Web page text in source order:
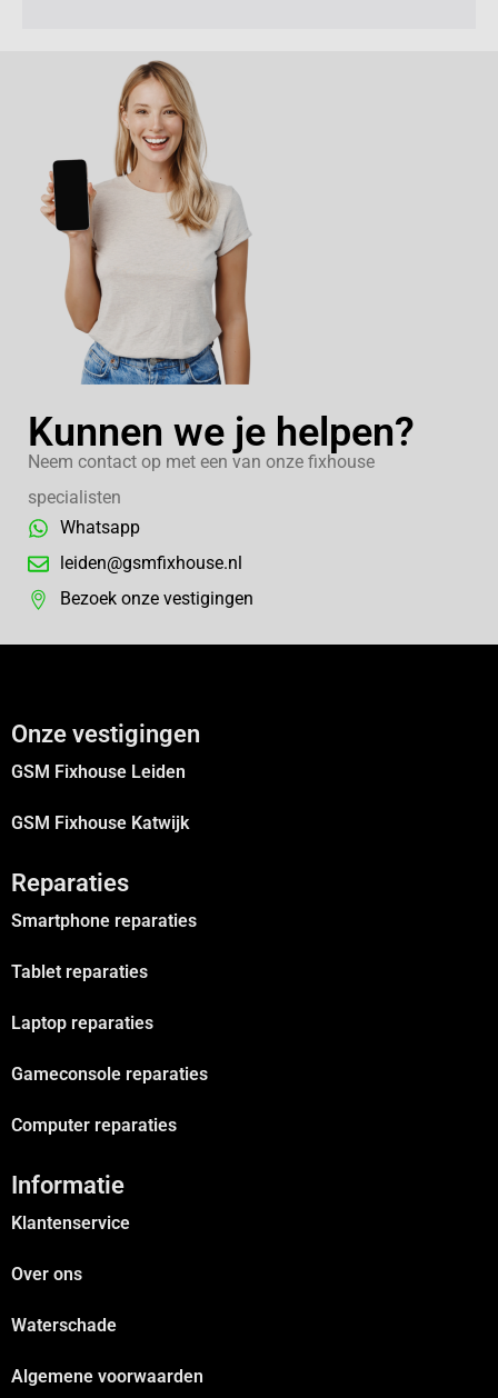
Kunnen we je helpen?
Neem contact op met een van onze fixhouse
specialisten
Whatsapp
leiden@gsmfixhouse.nl
Bezoek onze vestigingen
Onze vestigingen
GSM Fixhouse Leiden
GSM Fixhouse Katwijk
Reparaties
Smartphone reparaties
Tablet reparaties
Laptop reparaties
Gameconsole reparaties
Computer reparaties
Informatie
Klantenservice
Over ons
Waterschade
Algemene voorwaarden